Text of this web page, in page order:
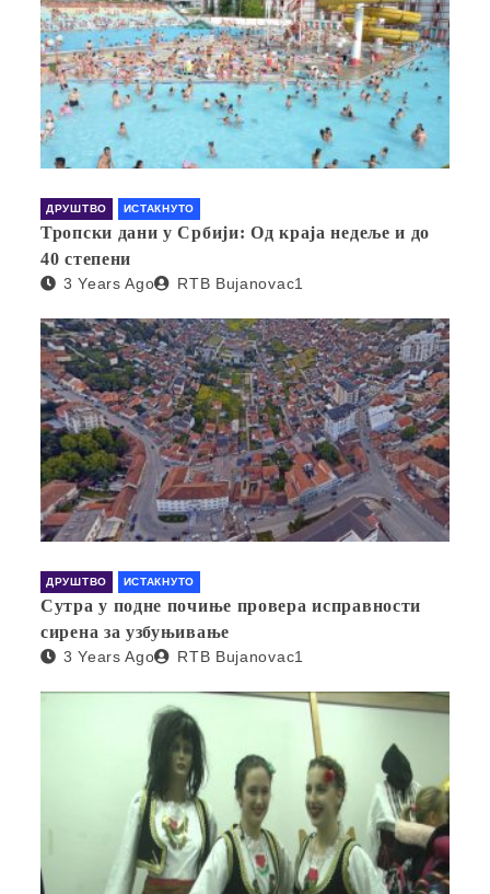
ДРУШТВО ИСТАКНУТО
Тропски дани у Србији: Од краја недеље и до
40 степени
3 Years Ago RTB Bujanovac1
ДРУШТВО ИСТАКНУТО
Сутра у подне почиње провера исправности
сирена за узбуњивање
3 Years Ago RTB Bujanovac1